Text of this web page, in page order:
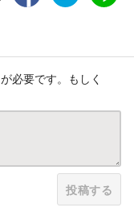
が必要です。もしく
投稿する